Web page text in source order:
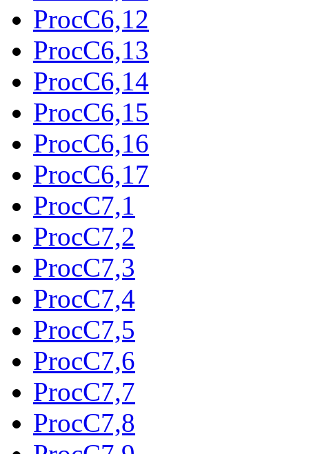
ProcC6,12
ProcC6,13
ProcC6,14
ProcC6,15
ProcC6,16
ProcC6,17
ProcC7,1
ProcC7,2
ProcC7,3
ProcC7,4
ProcC7,5
ProcC7,6
ProcC7,7
ProcC7,8